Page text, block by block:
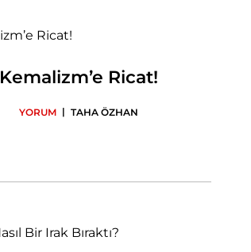
Kemalizm’e Ricat!
YORUM | TAHA ÖZHAN